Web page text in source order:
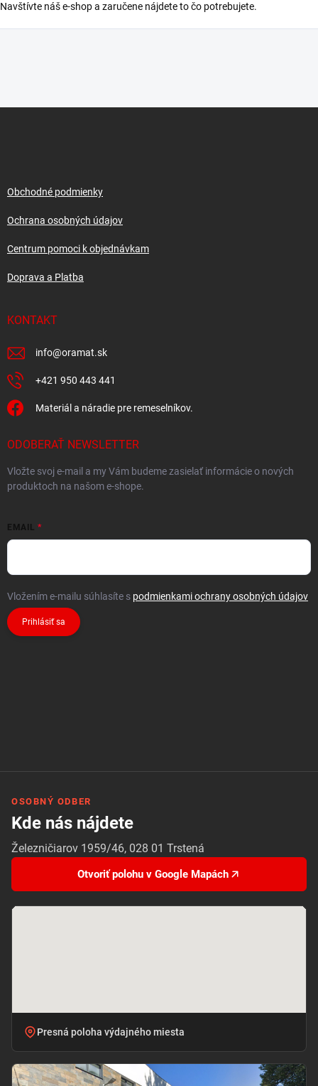
Navštívte náš e-shop a zaručene nájdete to čo potrebujete.
Obchodné podmienky
Ochrana osobných údajov
Centrum pomoci k objednávkam
Doprava a Platba
KONTAKT
info@oramat.sk
+421 950 443 441
Materiál a náradie pre remeselníkov.
ODOBERAŤ NEWSLETTER
Vložte svoj e-mail a my Vám budeme zasielať informácie o nových
produktoch na našom e-shope.
EMAIL
Vložením e-mailu súhlasíte s podmienkami ochrany osobných údajov
Prihlásiť sa
OSOBNÝ ODBER
Kde nás nájdete
Železničiarov 1959/46, 028 01 Trstená
Otvoriť polohu v Google Mapách
Presná poloha výdajného miesta